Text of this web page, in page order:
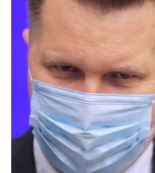
Przemysław Czarnek, chce
dyrektorów polskich
nawet rozważa
przedstawianych na
mają obejmować także
zróżnicowany program
przeszłością. Na ten temat
warszawską radną i
zmianom oświatowym,
Czarnek jest jednym z
polityków w Polsce. Po
ideologią LGBT i skończmy
prawach człowieka”, czy
rola kobiety”, został